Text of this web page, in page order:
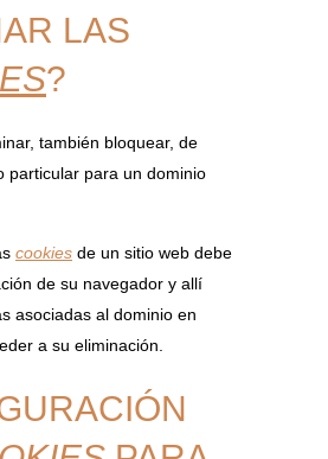
LAS
?
también bloquear, de
particular para un dominio
cookies de un sitio web debe
de su navegador y allí
asociadas al dominio en
a su eliminación.